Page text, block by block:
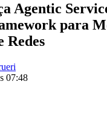
Agentic
para
Redes
07:48